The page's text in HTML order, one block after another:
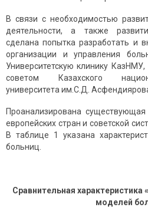
В связи с необходимостью
деятельности, а также
сделана попытка разработать и
организации и управления
Университетскую клинику
советом Казахского
университета им.С.Д.
Проанализирована
европейских стран и советской
В таблице 1 указана
больниц.
Сравнительная характеристика
моделей